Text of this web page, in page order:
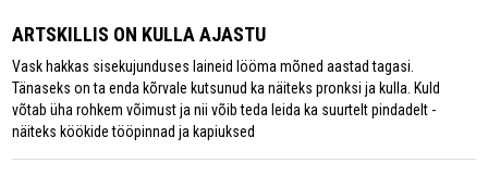
ARTSKILLIS ON KULLA AJASTU
Vask hakkas sisekujunduses laineid lööma mõned aastad tagasi.
Tänaseks on ta enda kõrvale kutsunud ka näiteks pronksi ja kulla. Kuld
võtab üha rohkem võimust ja nii võib teda leida ka suurtelt pindadelt -
näiteks köökide tööpinnad ja kapiuksed